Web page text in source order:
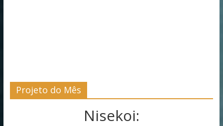
Projeto do Mês
Nisekoi: